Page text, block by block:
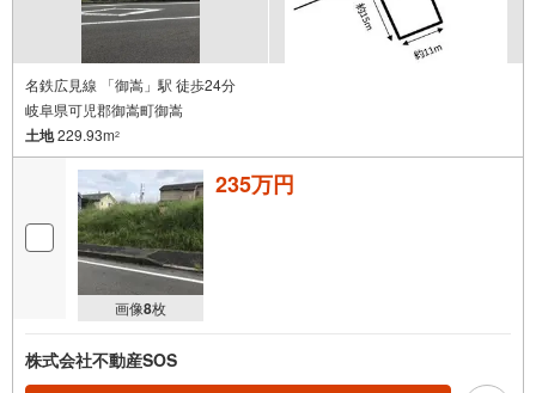
名鉄広見線 「御嵩」駅 徒歩24分
岐阜県可児郡御嵩町御嵩
土地229.93m2
画像8枚
235万円
株式会社不動産SOS